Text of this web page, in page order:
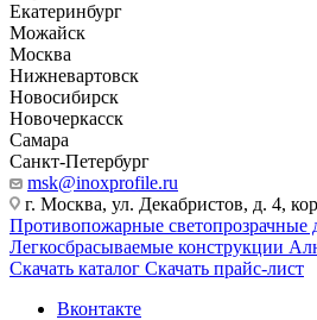
Екатеринбург
Можайск
Москва
Нижневартовск
Новосибирск
Новочеркасск
Самара
Санкт-Петербург
msk@inoxprofile.ru
г. Москва, ул. Декабристов, д. 4,
Противопожарные светопрозрачные
Легкосбрасываемые конструкции
Скачать каталог Скачать прайс-лист
Вконтакте